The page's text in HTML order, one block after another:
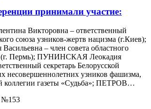
принимали участие:
Викторовна – ответственный
союза узников-жертв нацизма (г.Киев);
– член совета областного
(г. Пермь); ПУНИНСКАЯ Леокадия
секретарь Белорусской
несовершеннолетних узников фашизма,
коллегии газеты «Судьба»; ПЕТРОВ…
№153